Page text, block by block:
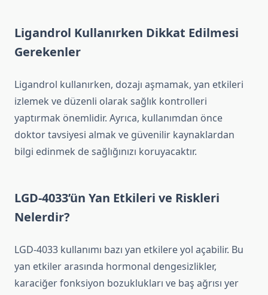
Ligandrol Kullanırken Dikkat Edilmesi
Gerekenler
Ligandrol kullanırken, dozajı aşmamak, yan etkileri
izlemek ve düzenli olarak sağlık kontrolleri
yaptırmak önemlidir. Ayrıca, kullanımdan önce
doktor tavsiyesi almak ve güvenilir kaynaklardan
bilgi edinmek de sağlığınızı koruyacaktır.
LGD-4033’ün Yan Etkileri ve Riskleri
Nelerdir?
LGD-4033 kullanımı bazı yan etkilere yol açabilir. Bu
yan etkiler arasında hormonal dengesizlikler,
karaciğer fonksiyon bozuklukları ve baş ağrısı yer